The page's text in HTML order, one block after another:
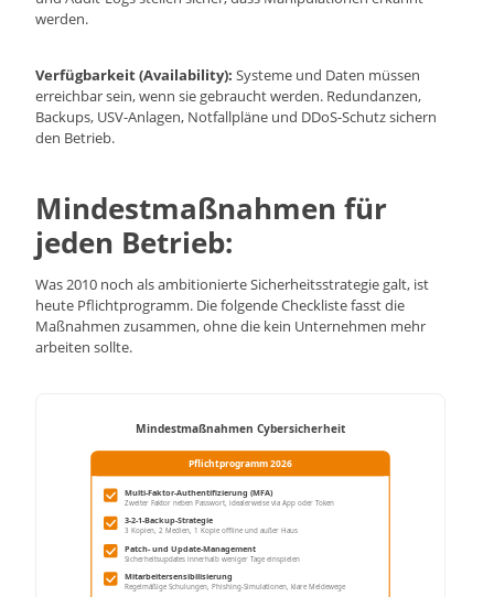
werden.
Verfügbarkeit (Availability): Systeme und Daten müssen
erreichbar sein, wenn sie gebraucht werden. Redundanzen,
Backups, USV-Anlagen, Notfallpläne und DDoS-Schutz sichern
den Betrieb.
Mindestmaßnahmen für
jeden Betrieb:
Was 2010 noch als ambitionierte Sicherheitsstrategie galt, ist
heute Pflichtprogramm. Die folgende Checkliste fasst die
Maßnahmen zusammen, ohne die kein Unternehmen mehr
arbeiten sollte.
Mindestmaßnahmen Cybersicherheit
Pflichtprogramm 2026
Multi-Faktor-Authentifizierung (MFA)
Zweiter Faktor neben Passwort, idealerweise via App oder Token
3-2-1-Backup-Strategie
3 Kopien, 2 Medien, 1 Kopie offline und außer Haus
Patch- und Update-Management
Sicherheitsupdates innerhalb weniger Tage einspielen
Mitarbeitersensibilisierung
Regelmäßige Schulungen, Phishing-Simulationen, klare Meldewege